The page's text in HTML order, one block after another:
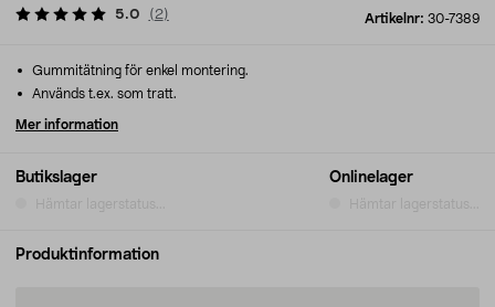
Artikelnr: 30-7389
5.0 ( 2)
Butikslager
Hämtar lagerstatus...
Onlinelager
Hämtar lagerstatus...
Gummitätning för enkel montering.
Används t.ex. som tratt.
Mer information
Produktinformation